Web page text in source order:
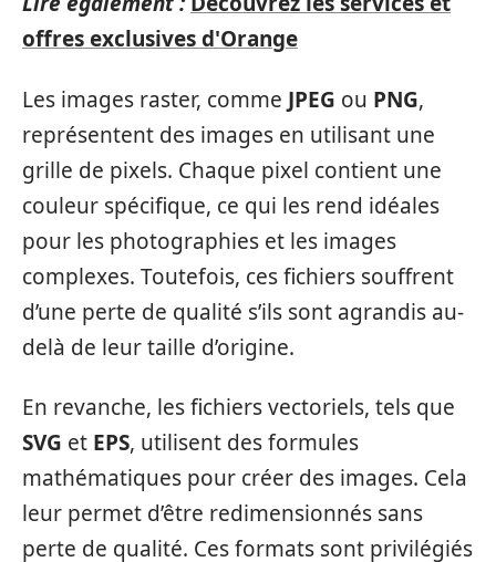
offres exclusives d'Orange
Les images raster, comme JPEG ou PNG,
représentent des images en utilisant une
grille de pixels. Chaque pixel contient une
couleur spécifique, ce qui les rend idéales
pour les photographies et les images
complexes. Toutefois, ces fichiers souffrent
d’une perte de qualité s’ils sont agrandis au-
delà de leur taille d’origine.
En revanche, les fichiers vectoriels, tels que
SVG et EPS, utilisent des formules
mathématiques pour créer des images. Cela
leur permet d’être redimensionnés sans
perte de qualité. Ces formats sont privilégiés